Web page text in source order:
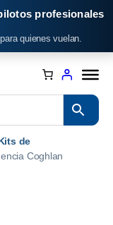
profesionales
quienes vuelan.
de
Coghlan